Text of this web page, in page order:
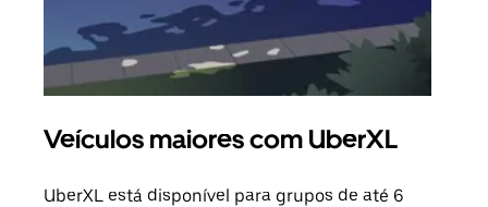
Veículos maiores com UberXL
UberXL está disponível para grupos de até 6